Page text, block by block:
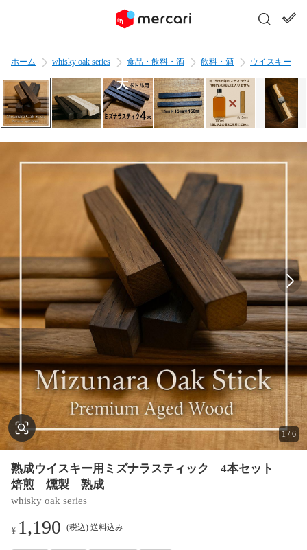
ホーム whisky oak series 食品・飲料・酒 飲料・酒 ウイスキー
1/6
熟成ウイスキー用ミズナラスティック 4本セット
焙煎 燻製 熟成
whisky oak series
¥ 1,190 (税込) 送料込み